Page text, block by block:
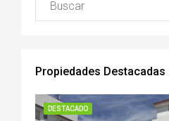
Propiedades Destacadas
DESTACADO